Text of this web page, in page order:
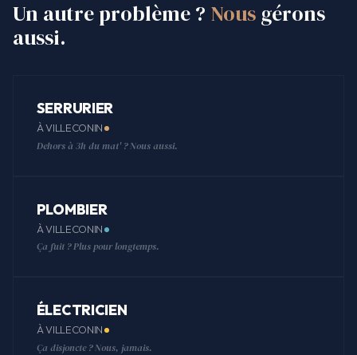
Un autre problème ? Nousgérons
aussi.
SERRURIER
À VILLECONIN
Dehors à 3h du mat' ? Nous aussi.
PLOMBIER
À VILLECONIN
Ça fuit ? Plus pour longtemps.
ÉLECTRICIEN
À VILLECONIN
Ça disjoncte ? Nous, jamais.